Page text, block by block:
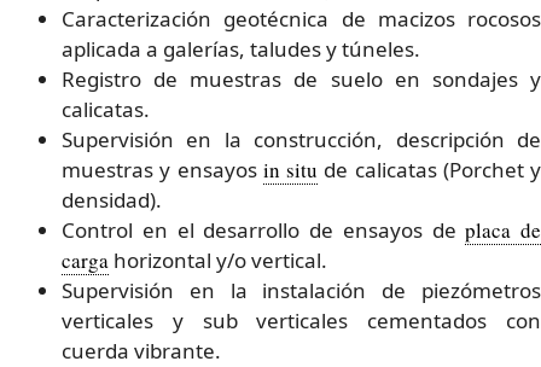
Caracterización geotécnica de macizos rocosos
aplicada a galerías, taludes y túneles.
Registro de muestras de suelo en sondajes y
calicatas.
Supervisión en la construcción, descripción de
muestras y ensayos in situ de calicatas (Porchet y
densidad).
Control en el desarrollo de ensayos deplaca de
carga horizontal y/o vertical.
Supervisión en la instalación de piezómetros
verticales y sub verticales cementados con
cuerda vibrante.